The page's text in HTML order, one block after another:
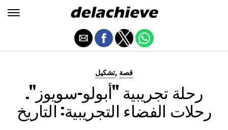
تشكيل, قصة
رحلة تجريبية "أبولو-سويوز".
رحلات الفضاء التجريبية: التاريخ